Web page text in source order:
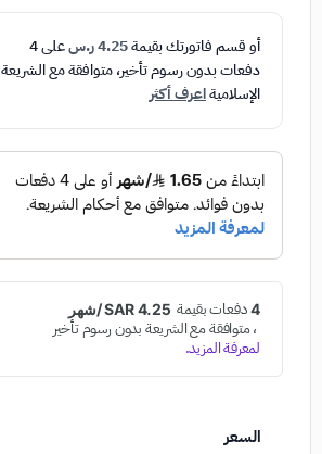
أو قسم فاتورتك بقيمة4.25 ر.س على4
دفعات بدون رسوم تأخير، متوافقة مع الشريعة
الإسلاميةاعرف أكثر
السعر